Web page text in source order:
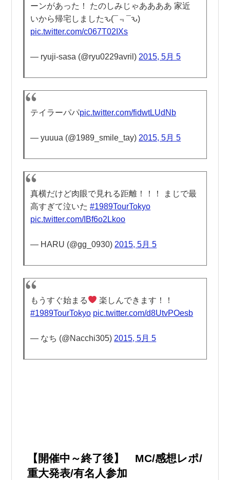
ーンがあった！ たのしみじゃああああ 家近
いから帰宅しましたԅ(¯﹃¯ԅ)
pic.twitter.com/c067T02IXs
— ryuji-sasa (@ryu0229avril)2015, 5月 5
テイラーパパpic.twitter.com/fidwtLUdNb
— yuuua (@1989_smile_tay) 2015, 5月 5
真横だけど肉眼で見れる距離！！！ まじで最
高すぎて泣いた#1989TourTokyo
pic.twitter.com/IBf6o2Lkoo
— HARU (@gg_0930) 2015, 5月 5
もうすぐ始まる
楽しんできます！！
#1989TourTokyo pic.twitter.com/d8UtvPOesb
— なち (@Nacchi305) 2015, 5月 5
【開催中～終了後】 MC/感想レポ/
重大発表/有名人参加